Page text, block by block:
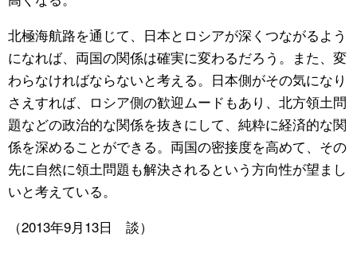
北極海航路を通じて、日本とロシアが深くつながるよう
になれば、両国の関係は確実に変わるだろう。また、変
わらなければならないと考える。日本側がその気になり
さえすれば、ロシア側の歓迎ムードもあり、北方領土問
題などの政治的な関係を抜きにして、純粋に経済的な関
係を深めることができる。両国の密接度を高めて、その
先に自然に領土問題も解決されるという方向性が望まし
いと考えている。
（2013年9月13日 談）